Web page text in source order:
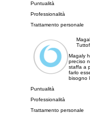
Puntualità
Professionalità
Trattamento personale
Magaly
preciso
staffa a
farlo
bisogno
Puntualità
Professionalità
Trattamento personale